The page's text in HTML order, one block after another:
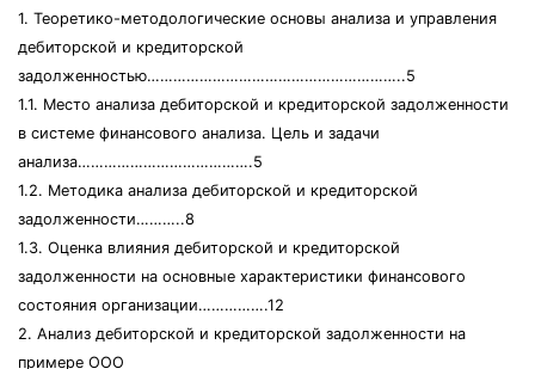
1. Теоретико-методологические основы анализа и управления
дебиторской и кредиторской
задолженностью…………………………………………………..5
1.1. Место анализа дебиторской и кредиторской задолженности
в системе финансового анализа. Цель и задачи
анализа………………………………….5
1.2. Методика анализа дебиторской и кредиторской
задолженности………..8
1.3. Оценка влияния дебиторской и кредиторской
задолженности на основные характеристики финансового
состояния организации…………….12
2. Анализ дебиторской и кредиторской задолженности на
примере ООО